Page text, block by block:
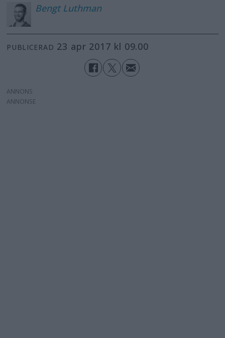
Bengt Luthman
PUBLICERAD 23 apr 2017 kl 09.00
ANNONS